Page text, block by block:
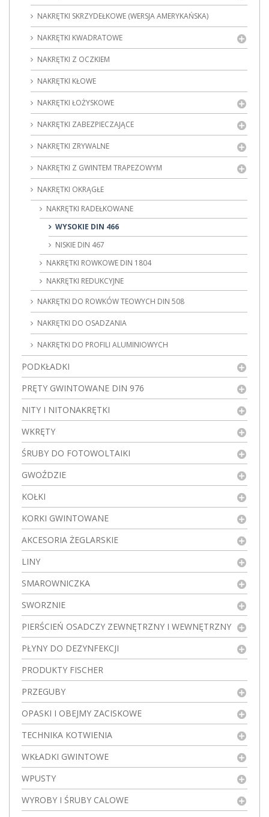
NAKRĘTKI SKRZYDEŁKOWE (WERSJA AMERYKAŃSKA)
NAKRĘTKI KWADRATOWE
NAKRĘTKI Z OCZKIEM
NAKRĘTKI KŁOWE
NAKRĘTKI ŁOŻYSKOWE
NAKRĘTKI ZABEZPIECZAJĄCE
NAKRĘTKI ZRYWALNE
NAKRĘTKI Z GWINTEM TRAPEZOWYM
NAKRĘTKI OKRĄGŁE
NAKRĘTKI RADEŁKOWANE
WYSOKIE DIN 466
NISKIE DIN 467
NAKRĘTKI ROWKOWE DIN 1804
NAKRĘTKI REDUKCYJNE
NAKRĘTKI DO ROWKÓW TEOWYCH DIN 508
NAKRĘTKI DO OSADZANIA
NAKRĘTKI DO PROFILI ALUMINIOWYCH
PODKŁADKI
PRĘTY GWINTOWANE DIN 976
NITY I NITONAKRĘTKI
WKRĘTY
ŚRUBY DO FOTOWOLTAIKI
GWOŹDZIE
KOŁKI
KORKI GWINTOWANE
AKCESORIA ŻEGLARSKIE
LINY
SMAROWNICZKA
SWORZNIE
PIERŚCIEŃ OSADCZY ZEWNĘTRZNY I WEWNĘTRZNY
PŁYNY DO DEZYNFEKCJI
PRODUKTY FISCHER
PRZEGUBY
OPASKI I OBEJMY ZACISKOWE
TECHNIKA KOTWIENIA
WKŁADKI GWINTOWE
WPUSTY
WYROBY I ŚRUBY CALOWE